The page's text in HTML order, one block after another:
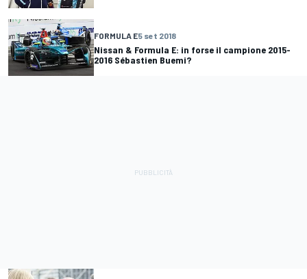
FORMULA E5 set 2018
Nissan & Formula E: in forse il campione 2015-
2016 Sébastien Buemi?